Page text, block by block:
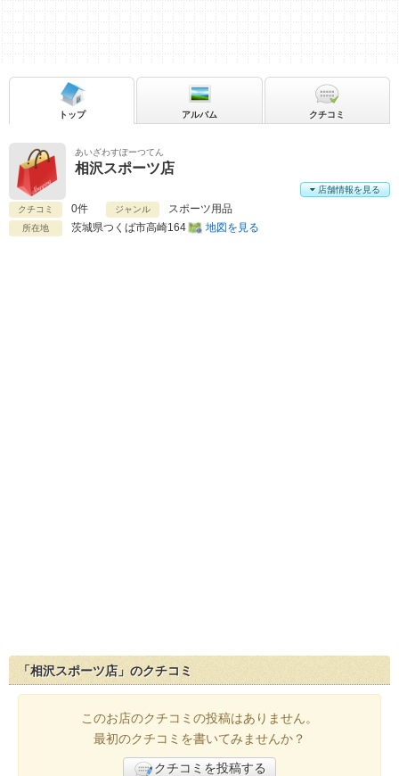
あいざわすぽーつてん
相沢スポーツ店
クチコミ 0件 ジャンル スポーツ用品
所在地 茨城県つくば市高崎164 地図を見る
店舗情報を見る
トップ アルバム クチコミ
「相沢スポーツ店」のクチコミ
このお店のクチコミの投稿はありません。
最初のクチコミを書いてみませんか？
クチコミを投稿する